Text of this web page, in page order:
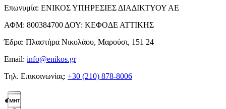
Επωνυμία: ΕΝΙΚΟΣ ΥΠΗΡΕΣΙΕΣ ΔΙΑΔΙΚΤΥΟΥ ΑΕ
ΑΦΜ: 800384700 ΔΟΥ: ΚΕΦΟΔΕ ΑΤΤΙΚΗΣ
Έδρα: Πλαστήρα Νικολάου, Μαρούσι, 151 24
Email: info@enikos.gr
Τηλ. Επικοινωνίας: +30 (210) 878-8006